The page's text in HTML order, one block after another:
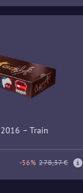
– Train
-56% 278,37 €